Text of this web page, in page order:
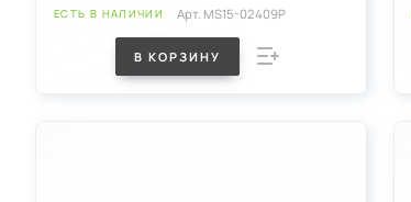
ЕСТЬ В НАЛИЧИИ Арт. MS15-02409P
В КОРЗИНУ